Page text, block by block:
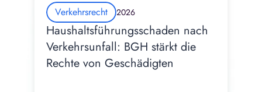
Verkehrsrecht 2026
Haushaltsführungsschaden nach
Verkehrsunfall: BGH stärkt die
Rechte von Geschädigten